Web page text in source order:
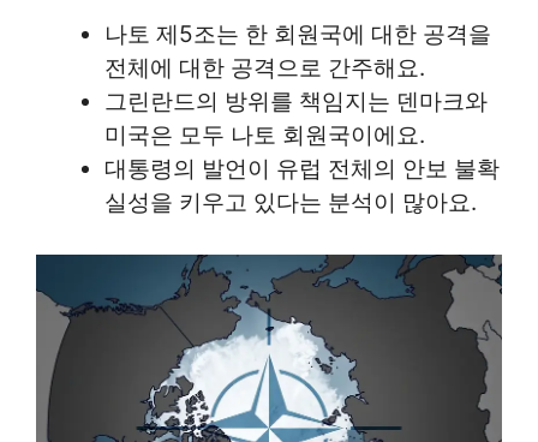
나토 제5조는 한 회원국에 대한 공격을
전체에 대한 공격으로 간주해요.
그린란드의 방위를 책임지는 덴마크와
미국은 모두 나토 회원국이에요.
대통령의 발언이 유럽 전체의 안보 불확
실성을 키우고 있다는 분석이 많아요.